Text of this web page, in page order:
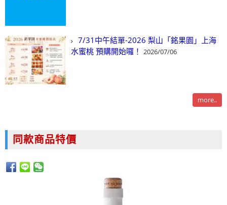
7/31中午結單-2026 梨山「銘果園」上海
水蜜桃 預購開始囉！ 2026/07/06
more..
同款商品特價